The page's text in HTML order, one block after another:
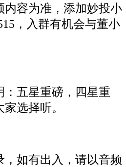
内容为准，添加妙投小
，入群有机会与董小
：五星重磅，四星重
选择听。
，如有出入，请以音频